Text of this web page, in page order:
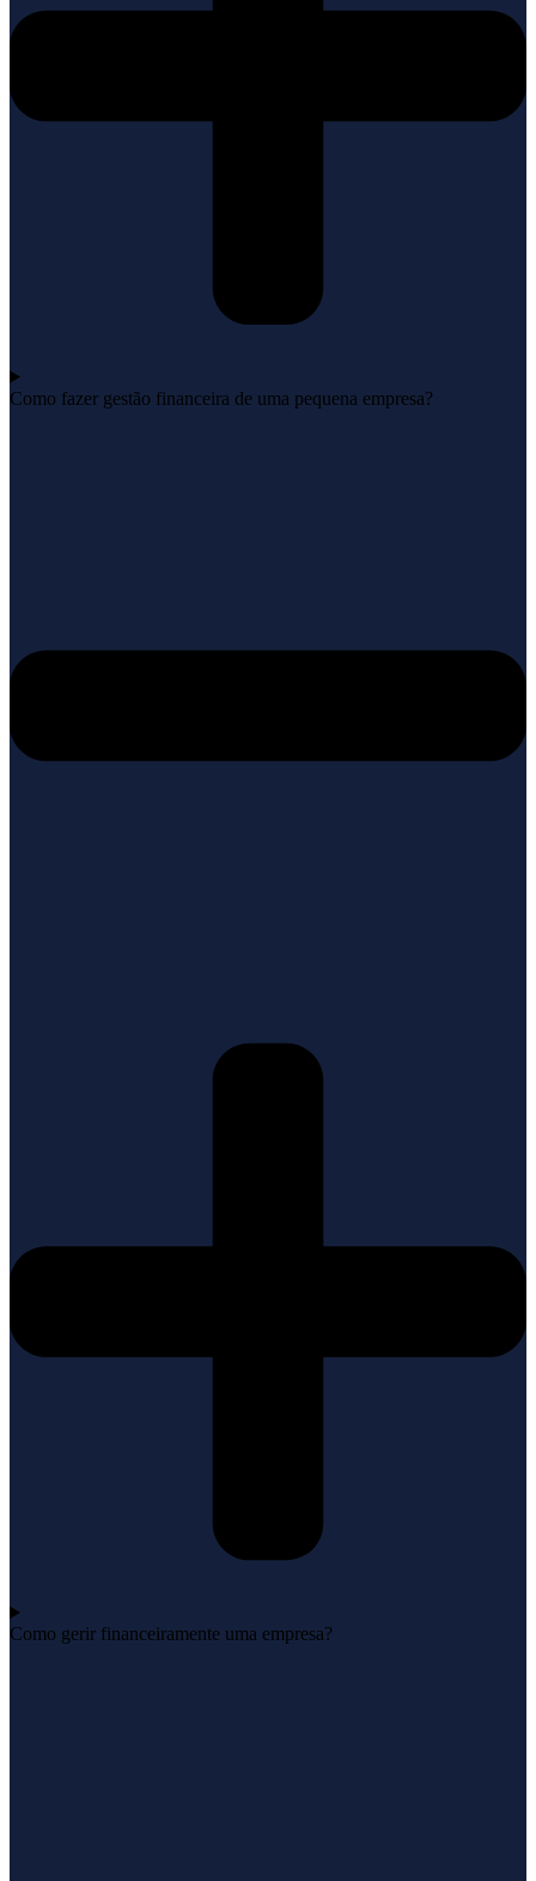
Como fazer gestão financeira de uma pequena empresa?
Como gerir financeiramente uma empresa?